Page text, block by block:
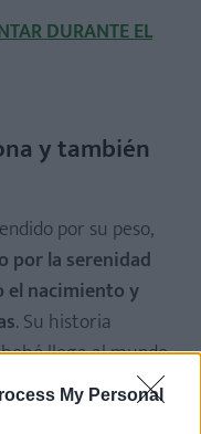
My Personal
DURANTE EL
y también
por su peso,
por la serenidad
el nacimiento y
. Su historia
llega al mundo
es que madre e
en buenas